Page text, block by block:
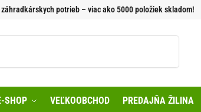
potrieb – viac ako 5000 položiek skladom!
SHOP VEĽKOOBCHOD PREDAJŇA ŽILINA